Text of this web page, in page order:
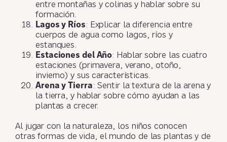
entre montañas y colinas y hablar sobre su
formación.
Lagos y Ríos: Explicar la diferencia entre
cuerpos de agua como lagos, ríos y
estanques.
Estaciones del Año: Hablar sobre las cuatro
estaciones (primavera, verano, otoño,
invierno) y sus características.
Arena y Tierra: Sentir la textura de la arena y
la tierra, y hablar sobre cómo ayudan a las
plantas a crecer.
Al jugar con la naturaleza, los niños conocen
otras formas de vida, el mundo de las plantas y de